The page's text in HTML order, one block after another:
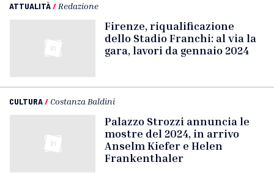
ATTUALITÀ/ Redazione
Firenze, riqualificazione
dello Stadio Franchi: al via la
gara, lavori da gennaio 2024
CULTURA/ Costanza Baldini
Palazzo Strozzi annuncia le
mostre del 2024, in arrivo
Anselm Kiefer e Helen
Frankenthaler